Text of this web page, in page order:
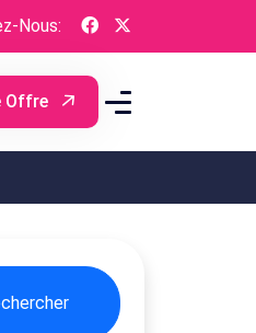
Nous:
Offre